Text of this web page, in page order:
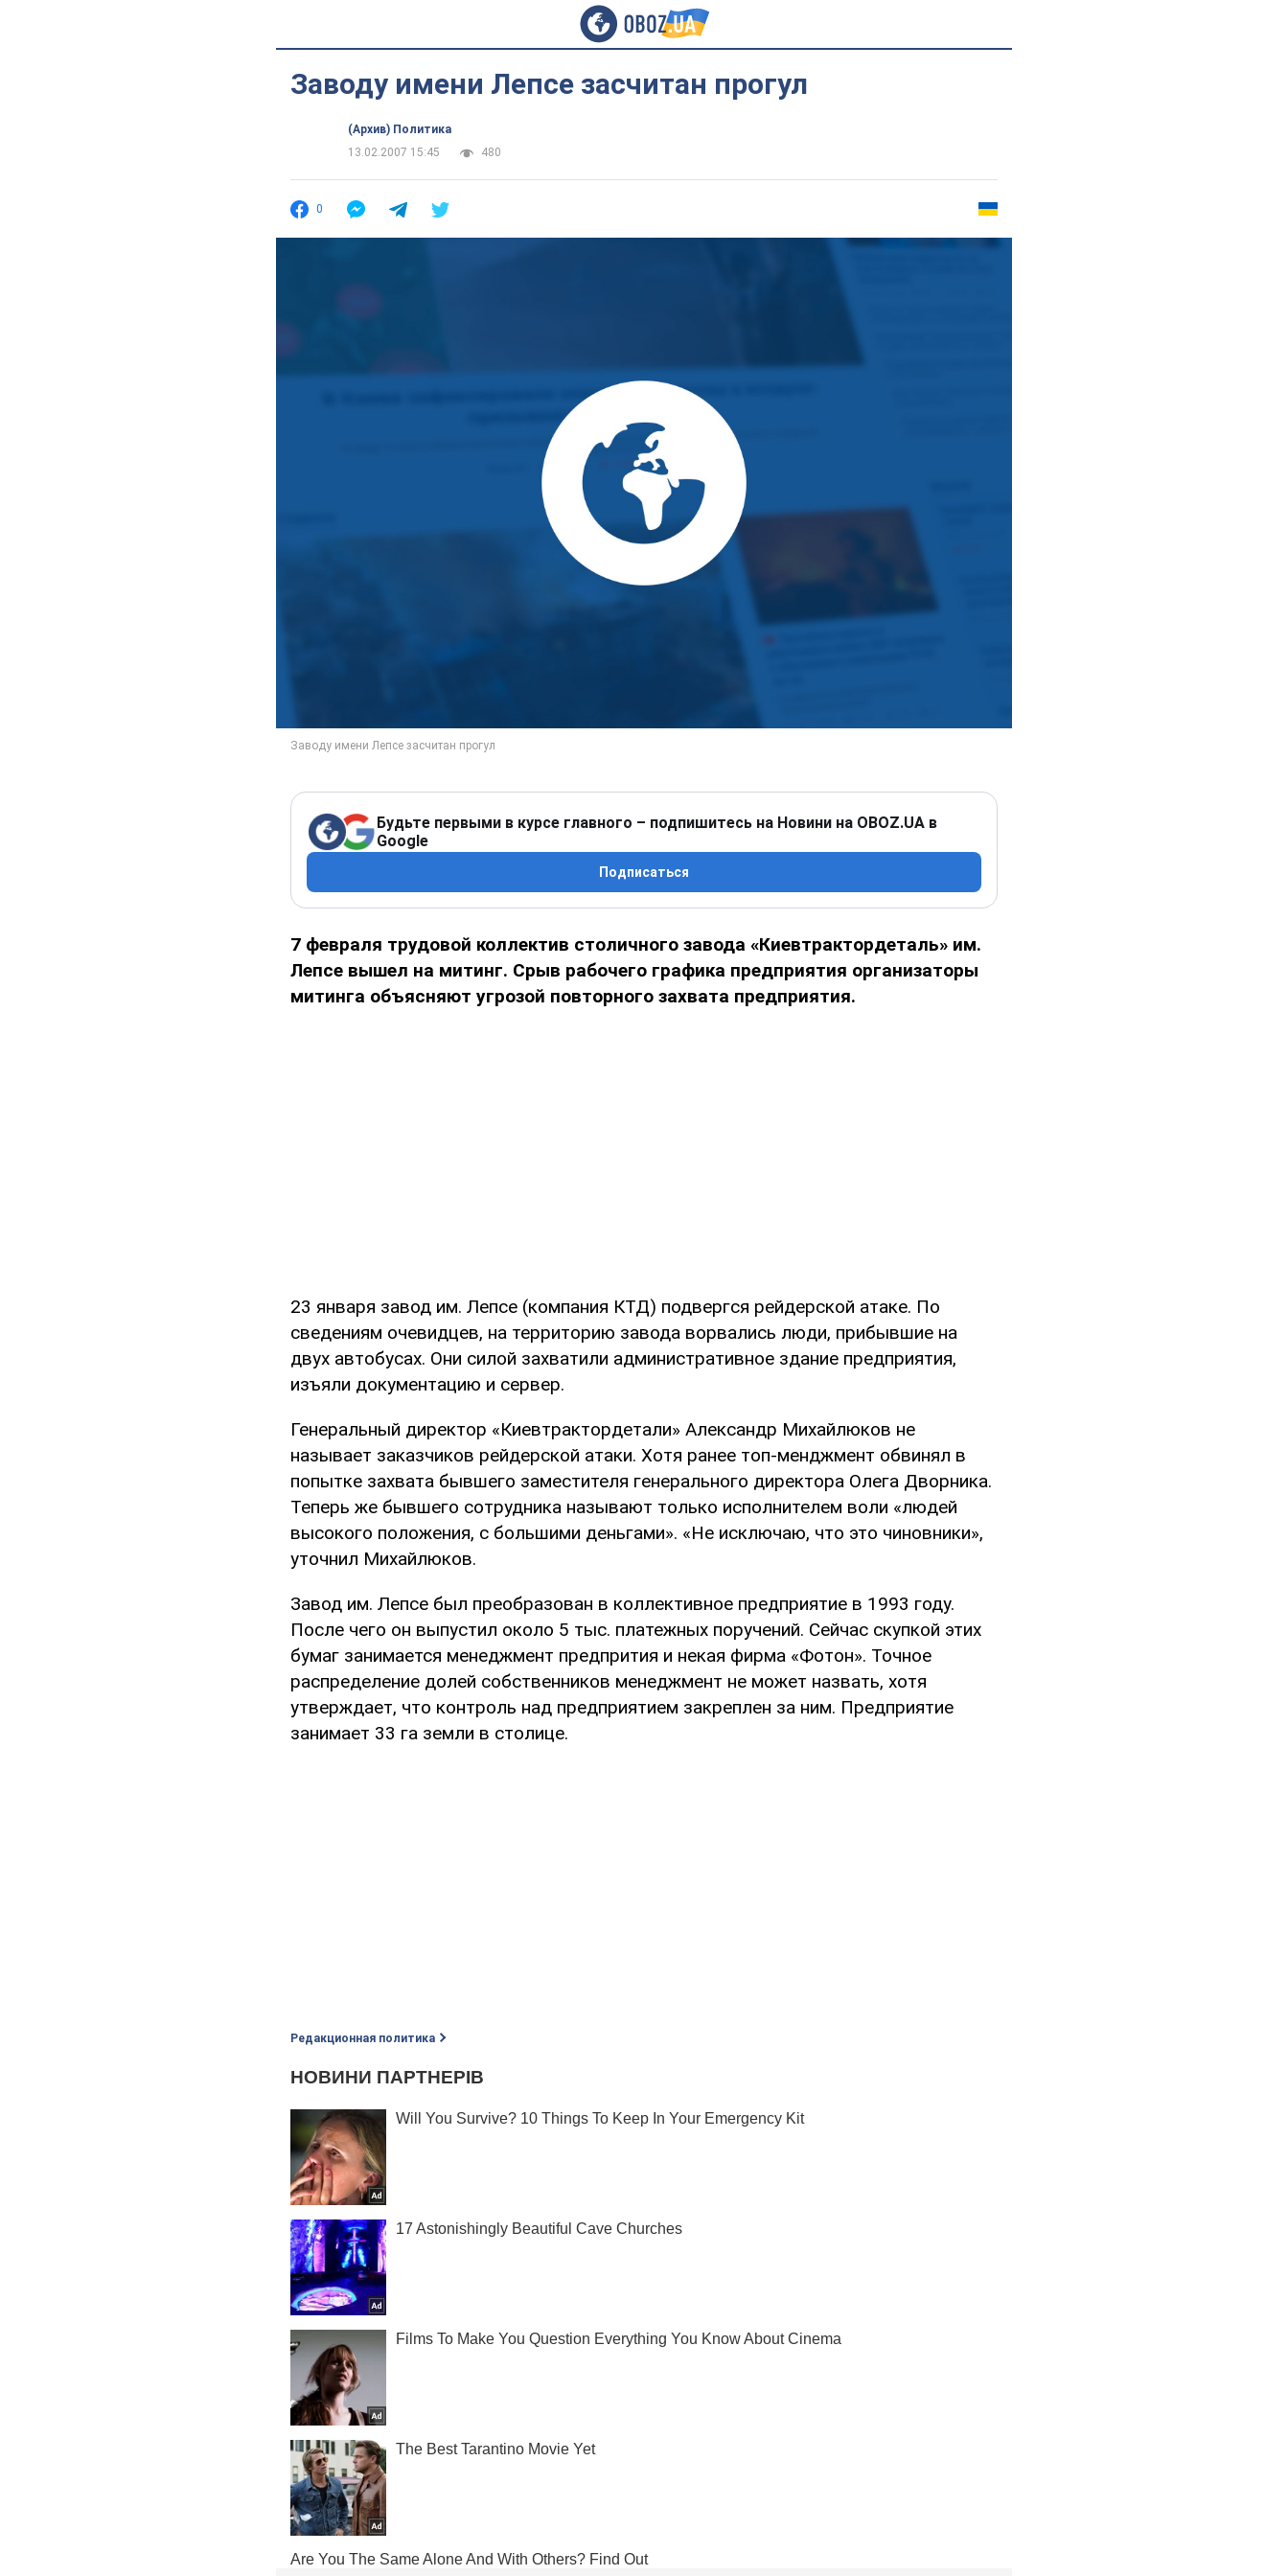
Заводу имени Лепсе засчитан прогул
(Архив) Политика
13.02.2007 15:45
480
0
Будьте первыми в курсе главного – подпишитесь на Новини на OBOZ.UA в
Google
Подписаться
7 февраля трудовой коллектив столичного завода «Киевтрактордеталь» им.
Лепсе вышел на митинг. Срыв рабочего графика предприятия организаторы
митинга объясняют угрозой повторного захвата предприятия.
23 января завод им. Лепсе (компания КТД) подвергся рейдерской атаке. По
сведениям очевидцев, на территорию завода ворвались люди, прибывшие на
двух автобусах. Они силой захватили административное здание предприятия,
изъяли документацию и сервер.
Генеральный директор «Киевтрактордетали» Александр Михайлюков не
называет заказчиков рейдерской атаки. Хотя ранее топ-менджмент обвинял в
попытке захвата бывшего заместителя генерального директора Олега Дворника.
Теперь же бывшего сотрудника называют только исполнителем воли «людей
высокого положения, с большими деньгами». «Не исключаю, что это чиновники»,
уточнил Михайлюков.
Завод им. Лепсе был преобразован в коллективное предприятие в 1993 году.
После чего он выпустил около 5 тыс. платежных поручений. Сейчас скупкой этих
бумаг занимается менеджмент предпрития и некая фирма «Фотон». Точное
распределение долей собственников менеджмент не может назвать, хотя
утверждает, что контроль над предприятием закреплен за ним. Предприятие
занимает 33 га земли в столице.
Редакционная политика